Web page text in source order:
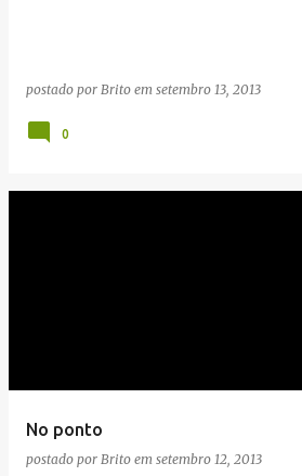
postado por Brito em setembro 13, 2013
0
No ponto
postado por Brito em setembro 12, 2013